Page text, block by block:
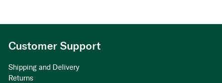
Customer Support
Shipping and Delivery
Returns